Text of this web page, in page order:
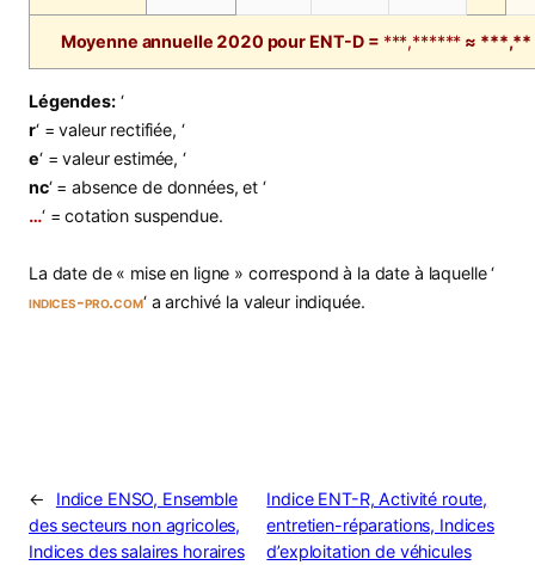
Moyenne annuelle 2020 pour ENT-D = ***,****** ≈ ***,**
Légendes:‘
r‘ = valeur rectifiée, ‘
e‘ = valeur estimée, ‘
nc‘ = absence de données, et ‘
…‘ = cotation suspendue.
La date de « mise en ligne » correspond à la date à laquelle ‘
indices-pro.com‘ a archivé la valeur indiquée.
←
Indice ENSO, Ensemble
des secteurs non agricoles,
Indices des salaires horaires
Indice ENT-R, Activité route,
entretien-réparations, Indices
d’exploitation de véhicules